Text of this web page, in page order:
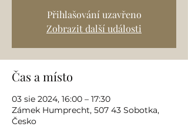
Přihlašování uzavřeno
Zobrazit další události
Čas a místo
03 sie 2024, 16:00 – 17:30
Zámek Humprecht, 507 43 Sobotka,
Česko